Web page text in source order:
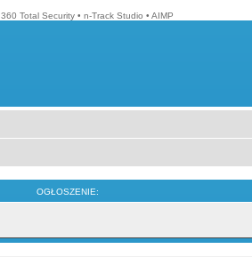
360 Total Security • n-Track Studio • AIMP
OGŁOSZENIE: